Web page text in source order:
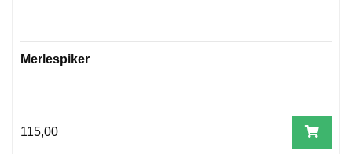
Merlespiker
115,00